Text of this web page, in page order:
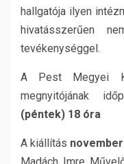
hallgatója ilyen
hivatásszerűen
tevékenységgel.
A Pest Megyei
megnyitójának
(péntek) 18 óra
A kiállítás